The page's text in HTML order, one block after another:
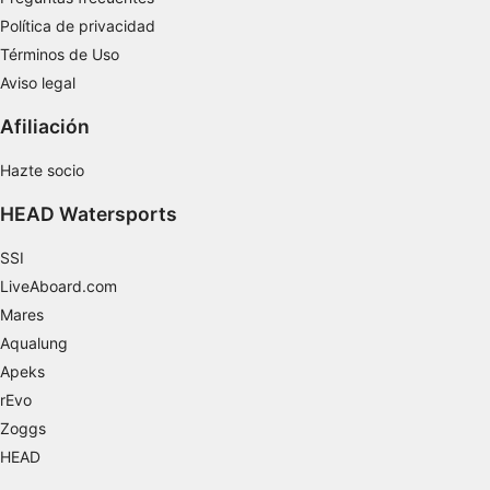
Política de privacidad
Términos de Uso
Aviso legal
Afiliación
Hazte socio
HEAD Watersports
SSI
LiveAboard.com
Mares
Aqualung
Apeks
rEvo
Zoggs
HEAD
Uso de datos limitados con el objetivo de
seleccionar el contenido
Características especiales de la IAB:
Utilizar datos de localización geográfica
información solicitada activamente
Necesarias
De rendimiento
Funcionales